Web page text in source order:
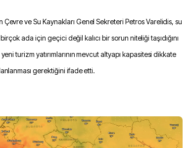
Çevre ve Su Kaynakları Genel Sekreteri Petros Varelidis, su
birçok ada için geçici değil kalıcı bir sorun niteliği taşıdığını
turizm yatırımlarının mevcut altyapı kapasitesi dikkate
gerektiğini ifade etti.